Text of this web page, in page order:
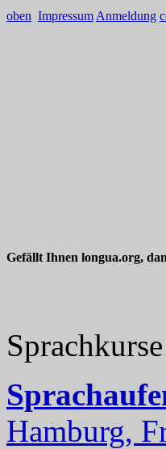
oben Impressum Anmeldung
Gefällt Ihnen longua.org,
Hamburg,